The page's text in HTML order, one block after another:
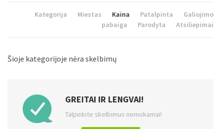
Kategorija Miestas Kaina Patalpinta
Galiojimo
pabaiga
Parodyta Atsiliepimai
Šioje kategorijoje nėra skelbimų
GREITAI IR LENGVAI!
Talpinkite skelbimus nemokamai!